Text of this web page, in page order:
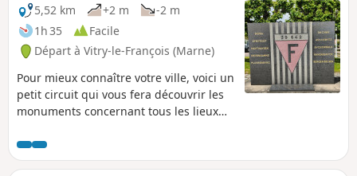
5,52 km
+2 m
-2 m
1h 35
Facile
Départ à Vitry-le-François (Marne)
Pour mieux connaître votre ville, voici un
petit circuit qui vous fera découvrir les
monuments concernant tous les lieux
difficulté particulière sur ce circuit qui
circule au travers des rues de la ville.